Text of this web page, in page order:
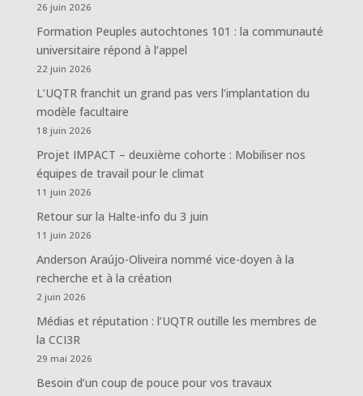
26 juin 2026
Formation Peuples autochtones 101 : la communauté
universitaire répond à l’appel
22 juin 2026
L’UQTR franchit un grand pas vers l’implantation du
modèle facultaire
18 juin 2026
Projet IMPACT – deuxième cohorte : Mobiliser nos
équipes de travail pour le climat
11 juin 2026
Retour sur la Halte-info du 3 juin
11 juin 2026
Anderson Araújo-Oliveira nommé vice-doyen à la
recherche et à la création
2 juin 2026
Médias et réputation : l’UQTR outille les membres de
la CCI3R
29 mai 2026
Besoin d’un coup de pouce pour vos travaux